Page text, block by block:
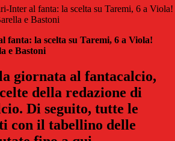
Inter al fanta: la scelta su Taremi, 6 a Viola!
e Bastoni
la scelta su Taremi, 6 a Viola!
e Bastoni
giornata al fantacalcio,
della redazione di
Di seguito, tutte le
con il tabellino delle